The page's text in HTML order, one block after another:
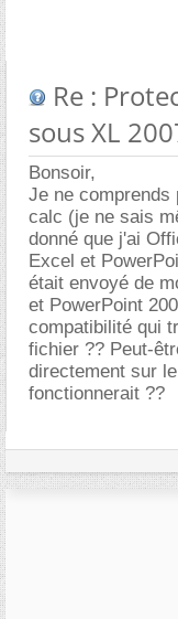
Re :
sous XL
Bonsoir,
Je ne comprends
calc (je ne sais
donné que j'ai
Excel et
était envoyé de
et PowerPoint
compatibilité qui
fichier ?? Peut-
directement sur
fonctionnerait ??